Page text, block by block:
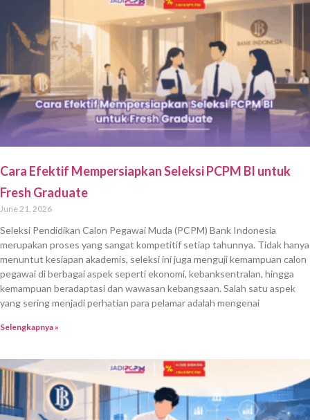
Cara Efektif Mempersiapkan Seleksi PCPM BI untuk
Fresh Graduate
June 21, 2026
Seleksi Pendidikan Calon Pegawai Muda (PCPM) Bank Indonesia
merupakan proses yang sangat kompetitif setiap tahunnya. Tidak hanya
menuntut kesiapan akademis, seleksi ini juga menguji kemampuan calon
pegawai di berbagai aspek seperti ekonomi, kebanksentralan, hingga
kemampuan beradaptasi dan wawasan kebangsaan. Salah satu aspek
yang sering menjadi perhatian para pelamar adalah mengenai
Selengkapnya »